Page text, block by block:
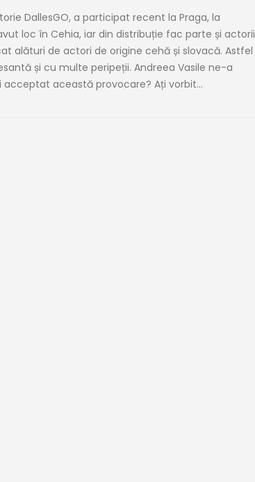
DallesGO, a participat recent la Praga, la
loc în Cehia, iar din distribuție fac parte și actorii
alături de actori de origine cehă și slovacă. Astfel
și cu multe peripeții. Andreea Vasile ne-a
această provocare? Ați vorbit...